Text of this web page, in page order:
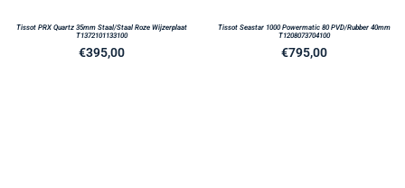
Tissot PRX Quartz 35mm Staal/Staal Roze Wijzerplaat
T1372101133100
€395,00
Tissot Seastar 1000 Powermatic 80 PVD/Rubber 40mm
T1208073704100
€795,00